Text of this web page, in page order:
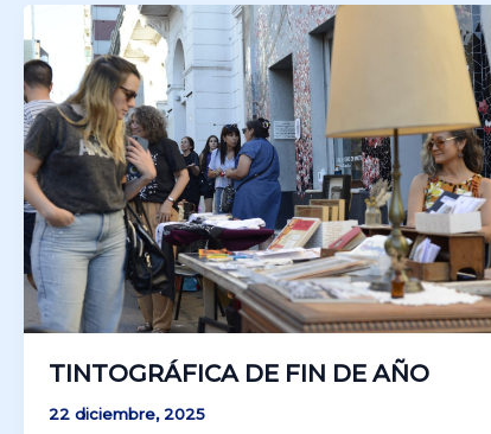
TINTOGRÁFICA DE FIN DE AÑO
22 diciembre, 2025